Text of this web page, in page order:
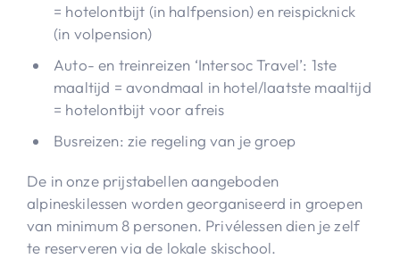
= hotelontbijt (in halfpension) en reispicknick
(in volpension)
Auto- en treinreizen ‘Intersoc Travel’: 1ste
maaltijd = avondmaal in hotel/laatste maaltijd
= hotelontbijt voor afreis
Busreizen: zie regeling van je groep
De in onze prijstabellen aangeboden
alpineskilessen worden georganiseerd in groepen
van minimum 8 personen. Privélessen dien je zelf
te reserveren via de lokale skischool.